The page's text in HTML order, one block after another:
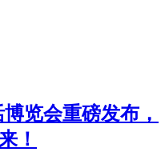
览会重磅发布，
！